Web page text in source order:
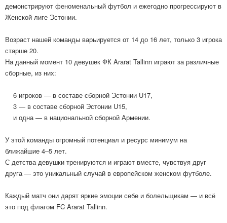
демонстрируют феноменальный футбол и ежегодно прогрессируют в
Женской лиге Эстонии.
Возраст нашей команды варьируется от 14 до 16 лет, только 3 игрока
старше 20.
На данный момент 10 девушек ФК Ararat Tallinn играют за различные
сборные, из них:
6 игроков — в составе сборной Эстонии U17,
3 — в составе сборной Эстонии U15,
и одна — в национальной сборной Армении.
У этой команды огромный потенциал и ресурс минимум на
ближайшие 4–5 лет.
С детства девушки тренируются и играют вместе, чувствуя друг
друга — это уникальный случай в европейском женском футболе.
Каждый матч они дарят яркие эмоции себе и болельщикам — и всё
это под флагом FC Ararat Tallinn.